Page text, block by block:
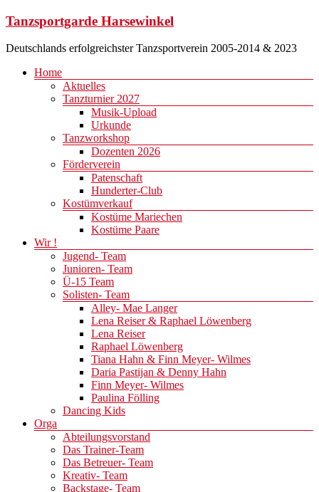
Zum
springen
Tanzsportgarde Harsewinkel
Deutschlands erfolgreichster Tanzsportverein 2005-2014 & 2023
Menü
Home
Aktuelles
Tanzturnier 2027
Musik-Upload
Urkunde
Tanzworkshop
Dozenten 2026
Förderverein
Patenschaft
Hunderter-Club
Kostümverkauf
Kostüme Mariechen
Kostüme Paare
Wir !
Jugend- Team
Junioren- Team
Ü-15 Team
Solisten- Team
Alley- Mae Langer
Lena Reiser & Raphael Löwenberg
Lena Reiser
Raphael Löwenberg
Tiana Hahn & Finn Meyer- Wilmes
Daria Pastijan & Denny Hahn
Finn Meyer- Wilmes
Paulina Fölling
Dancing Kids
Orga
Abteilungsvorstand
Das Trainer-Team
Das Betreuer- Team
Kreativ- Team
Backstage- Team